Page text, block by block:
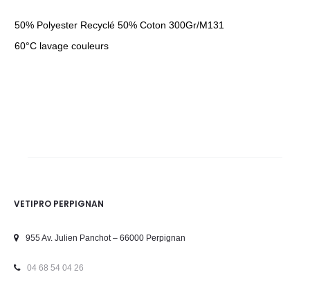
50% Polyester Recyclé 50% Coton 300Gr/M131
60°C lavage couleurs
VETIPRO PERPIGNAN
955 Av. Julien Panchot – 66000 Perpignan
04 68 54 04 26